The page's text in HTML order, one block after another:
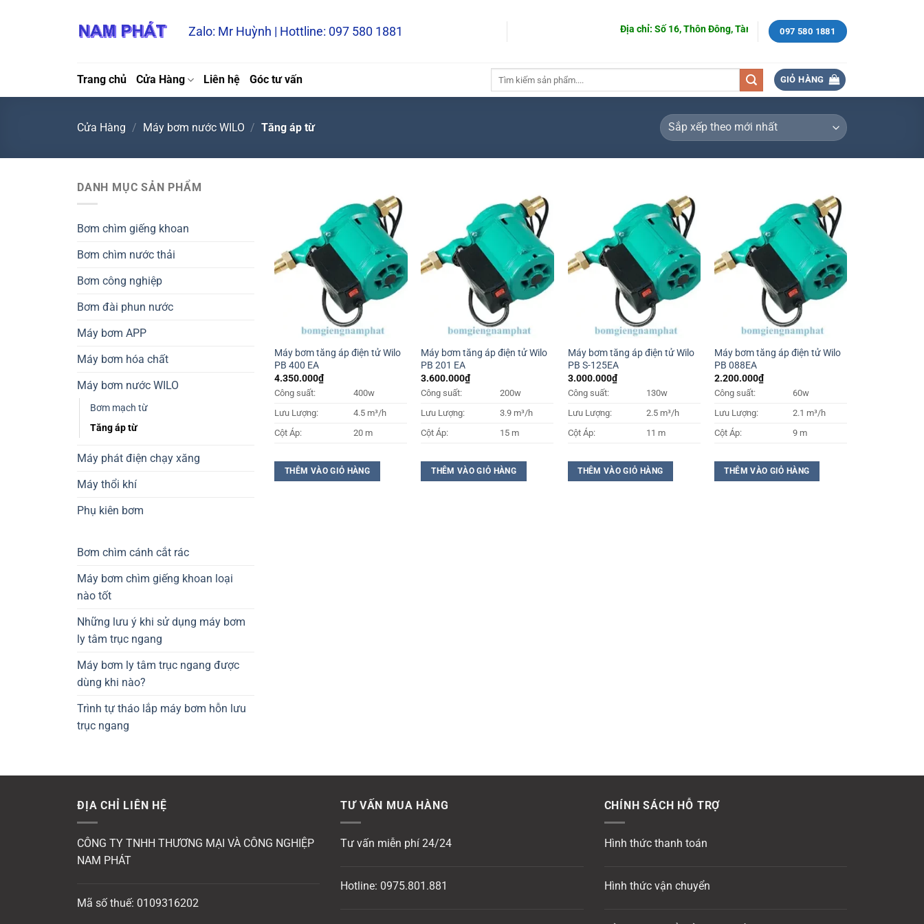
Zalo: Mr Huỳnh | Hottline: 097 580 1881 Địa chỉ: Số 16, Thôn Đông, Tàm Xá, Đông Anh, Hà Nội.
097 580 1881
Trang chủ Cửa Hàng Liên hệ Góc tư vấn GIỎ HÀNG
Cửa Hàng / Máy bơm nước WILO / Tăng áp từ
DANH MỤC SẢN PHẨM
Bơm chìm giếng khoan
Bơm chìm nước thải
Bơm công nghiệp
Bơm đài phun nước
Máy bơm APP
Máy bơm hóa chất
Máy bơm nước WILO
Bơm mạch từ
Tăng áp từ
Máy phát điện chạy xăng
Máy thổi khí
Phụ kiên bơm
Bơm chìm cánh cắt rác
Máy bơm chìm giếng khoan loại
nào tốt
Những lưu ý khi sử dụng máy bơm
ly tâm trục ngang
Máy bơm ly tâm trục ngang được
dùng khi nào?
Trình tự tháo lắp máy bơm hỗn lưu
trục ngang
Máy bơm tăng áp điện tử Wilo
PB 400 EA
4.350.000₫
Công suất:
400w
Lưu Lượng:
4.5 m³/h
Cột Áp:
20 m
THÊM VÀO GIỎ HÀNG
Máy bơm tăng áp điện tử Wilo
PB 201 EA
3.600.000₫
Công suất:
200w
Lưu Lượng:
3.9 m³/h
Cột Áp:
15 m
THÊM VÀO GIỎ HÀNG
Máy bơm tăng áp điện tử Wilo
PB S-125EA
3.000.000₫
Công suất:
130w
Lưu Lượng:
2.5 m³/h
Cột Áp:
11 m
THÊM VÀO GIỎ HÀNG
Máy bơm tăng áp điện tử Wilo
PB 088EA
2.200.000₫
Công suất:
60w
Lưu Lượng:
2.1 m³/h
Cột Áp:
9 m
THÊM VÀO GIỎ HÀNG
ĐỊA CHỈ LIÊN HỆ
CÔNG TY TNHH THƯƠNG MẠI VÀ CÔNG NGHIỆP
NAM PHÁT
Mã số thuế: 0109316202
TƯ VẤN MUA HÀNG
Tư vấn miễn phí 24/24
Hotline: 0975.801.881
CHÍNH SÁCH HỖ TRỢ
Hình thức thanh toán
Hình thức vận chuyển